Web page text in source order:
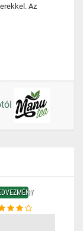
Az